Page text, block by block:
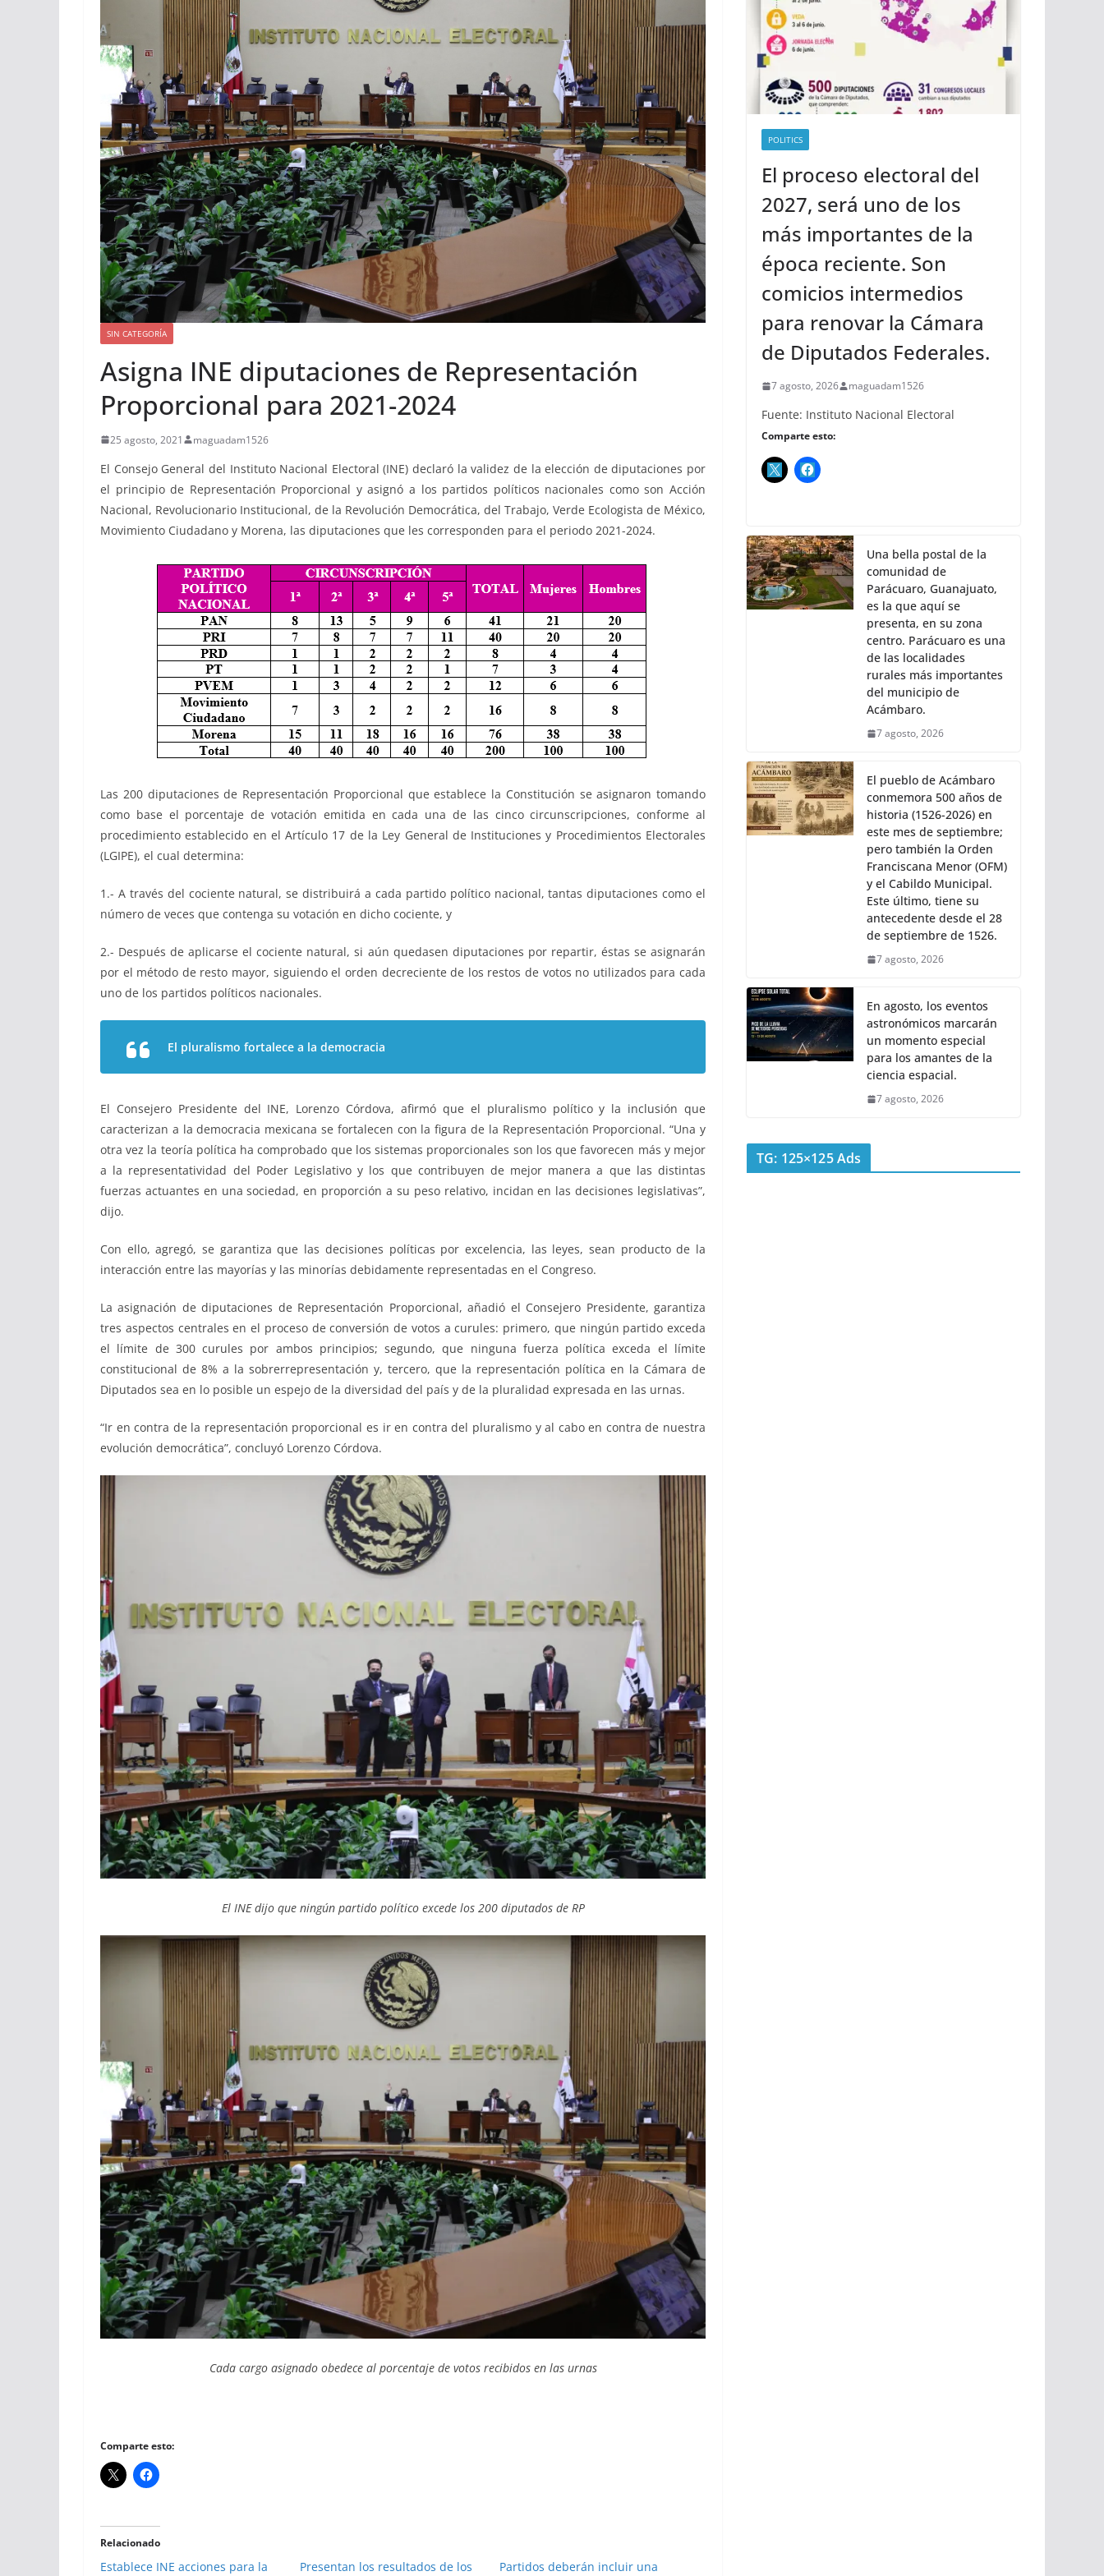
SIN CATEGORÍA
Asigna INE diputaciones de Representación
Proporcional para 2021-2024
25 agosto, 2021 maguadam1526
El Consejo General del Instituto Nacional Electoral (INE) declaró la validez de la elección de diputaciones por
el principio de Representación Proporcional y asignó a los partidos políticos nacionales como son Acción
Nacional, Revolucionario Institucional, de la Revolución Democrática, del Trabajo, Verde Ecologista de México,
Movimiento Ciudadano y Morena, las diputaciones que les corresponden para el periodo 2021-2024.
Las 200 diputaciones de Representación Proporcional que establece la Constitución se asignaron tomando
como base el porcentaje de votación emitida en cada una de las cinco circunscripciones, conforme al
procedimiento establecido en el Artículo 17 de la Ley General de Instituciones y Procedimientos Electorales
(LGIPE), el cual determina:
1.- A través del cociente natural, se distribuirá a cada partido político nacional, tantas diputaciones como el
número de veces que contenga su votación en dicho cociente, y
2.- Después de aplicarse el cociente natural, si aún quedasen diputaciones por repartir, éstas se asignarán
por el método de resto mayor, siguiendo el orden decreciente de los restos de votos no utilizados para cada
uno de los partidos políticos nacionales.
El pluralismo fortalece a la democracia
El Consejero Presidente del INE, Lorenzo Córdova, afirmó que el pluralismo político y la inclusión que
caracterizan a la democracia mexicana se fortalecen con la figura de la Representación Proporcional. “Una y
otra vez la teoría política ha comprobado que los sistemas proporcionales son los que favorecen más y mejor
a la representatividad del Poder Legislativo y los que contribuyen de mejor manera a que las distintas
fuerzas actuantes en una sociedad, en proporción a su peso relativo, incidan en las decisiones legislativas”,
dijo.
Con ello, agregó, se garantiza que las decisiones políticas por excelencia, las leyes, sean producto de la
interacción entre las mayorías y las minorías debidamente representadas en el Congreso.
La asignación de diputaciones de Representación Proporcional, añadió el Consejero Presidente, garantiza
tres aspectos centrales en el proceso de conversión de votos a curules: primero, que ningún partido exceda
el límite de 300 curules por ambos principios; segundo, que ninguna fuerza política exceda el límite
constitucional de 8% a la sobrerrepresentación y, tercero, que la representación política en la Cámara de
Diputados sea en lo posible un espejo de la diversidad del país y de la pluralidad expresada en las urnas.
“Ir en contra de la representación proporcional es ir en contra del pluralismo y al cabo en contra de nuestra
evolución democrática”, concluyó Lorenzo Córdova.
El INE dijo que ningún partido político excede los 200 diputados de RP
Cada cargo asignado obedece al porcentaje de votos recibidos en las urnas
Comparte esto:
Relacionado
Establece INE acciones para la
Presentan los resultados de los
Partidos deberán incluir una
POLITICS
El proceso electoral del
2027, será uno de los
más importantes de la
época reciente. Son
comicios intermedios
para renovar la Cámara
de Diputados Federales.
7 agosto, 2026 maguadam1526
Fuente: Instituto Nacional Electoral
Comparte esto:
Una bella postal de la
comunidad de
Parácuaro, Guanajuato,
es la que aquí se
presenta, en su zona
centro. Parácuaro es una
de las localidades
rurales más importantes
del municipio de
Acámbaro.
7 agosto, 2026
El pueblo de Acámbaro
conmemora 500 años de
historia (1526-2026) en
este mes de septiembre;
pero también la Orden
Franciscana Menor (OFM)
y el Cabildo Municipal.
Este último, tiene su
antecedente desde el 28
de septiembre de 1526.
7 agosto, 2026
En agosto, los eventos
astronómicos marcarán
un momento especial
para los amantes de la
ciencia espacial.
7 agosto, 2026
TG: 125×125 Ads